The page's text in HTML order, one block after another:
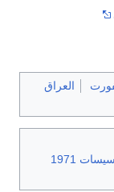
العراق
1971